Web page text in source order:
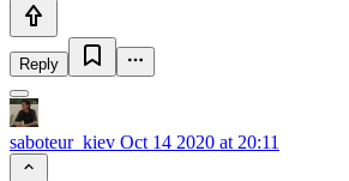
Reply
saboteur_kiev Oct 14 2020 at 20:11